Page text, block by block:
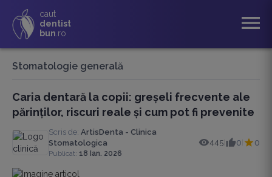
caut
dentist
bun .ro menu
Stomatologie generală
Caria dentară la copii: greșeli frecvente ale
părinților, riscuri reale și cum pot fi prevenite
Scris de: ArtisDenta - Clinica
Stomatologica
Publicat: 18 Ian. 2026
445 0 0